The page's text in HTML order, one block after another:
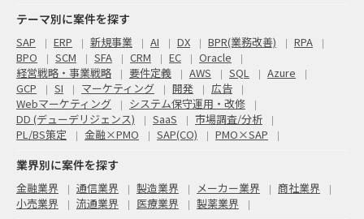
テーマ別に案件を探す
SAP ERP 新規事業 AI DX BPR(業務改善)
RPA
BPO
SCM SFA CRM EC
Oracle
経営戦略・事業戦略
要件定義 AWS SQL
Azure
GCP
SI マーケティング 開発
広告
Webマーケティング
システム保守運用・改修
DD (デューデリジェンス)
SaaS
市場調査/分析
PL/BS策定
金融×PMO SAP(CO) PMO×SAP
業界別に案件を探す
金融業界 通信業界 製造業界 メーカー業界
商社業界
小売業界
流通業界 医療業界 製薬業界